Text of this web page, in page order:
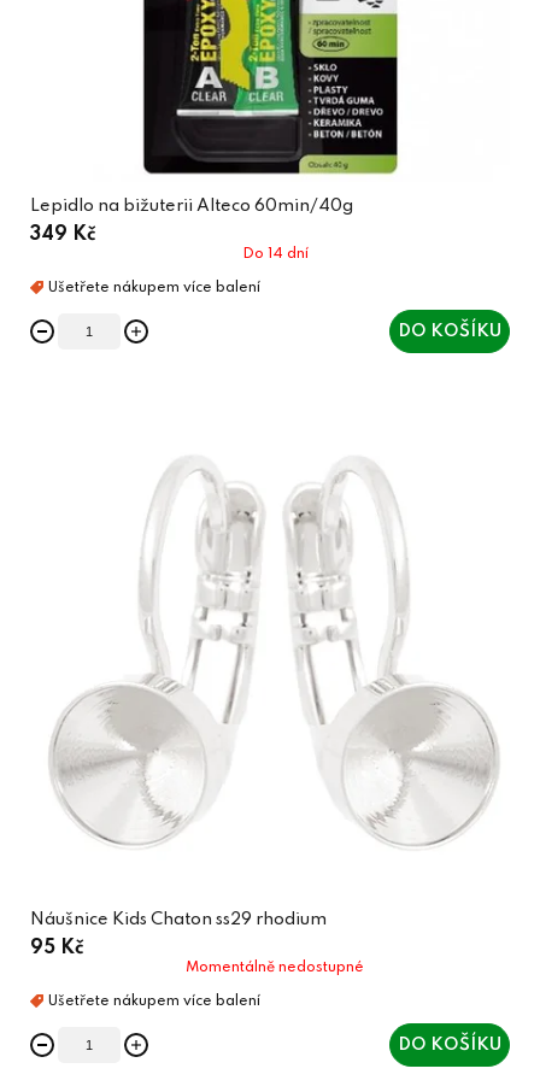
Lepidlo na bižuterii Alteco 60min/40g
349 Kč
Do 14 dní
DO KOŠÍKU
Náušnice Kids Chaton ss29 rhodium
95 Kč
Momentálně nedostupné
DO KOŠÍKU